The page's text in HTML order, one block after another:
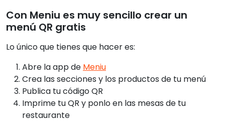
Con Meniu es muy sencillo crear un
menú QR gratis
Lo único que tienes que hacer es:
Abre la app de Meniu
Crea las secciones y los productos de tu menú
Publica tu código QR
Imprime tu QR y ponlo en las mesas de tu
restaurante